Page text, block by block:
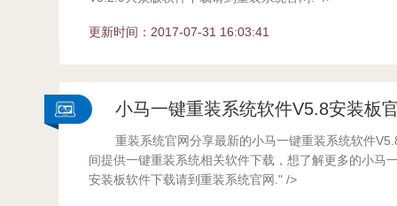
更新时间：2017-07-31 16:03:41
小马一键重装系统软件V5.8安装板
统
重装系统官网分享最新的小马一键重装系统软件
间提供一键重装系统相关软件下载，想了解更多的小马
安装板软件下载请到重装系统官网." />